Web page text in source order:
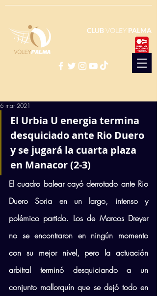
CLUBVOLEY PALMA
6 mar 2021
El Urbia U energia termina
desquiciado ante Rio Duero
y se jugará la cuarta plaza
en Manacor (2-3)
El cuadro balear cayó derrotado ante Rio
Duero Soria en un largo, intenso y
polémico partido. Los de Marcos Dreyer
no se encontraron en ningún momento
con su mejor nivel, pero la actuación
arbitral terminó desquiciando a un
conjunto mallorquín que se dejó todo en